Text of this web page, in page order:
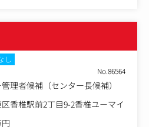
通じた、品格ある視覚表現や言
おり、参拝者に興味を持っても
https://www.instagram.com/to
?hl=ja
ーション企画
し
No.86564
理者候補（センター長候補）
香椎駅前2丁目9-2香椎ユーマイ